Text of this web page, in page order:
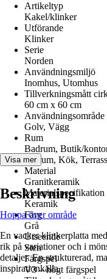
Artikeltyp
Kakel/klinker
Utförande
Klinker
Serie
Norden
Användningsmiljö
Inomhus, Utomhus
Tillverkningsmått
60 cm x 60 cm
Användningsområde
Golv, Vägg
Rum
Badrum, Butik/
badrum, Kök,
Material
Granitkeramik
Materialspecifikation
Keramik
Färg
Grå
Utseende
Sten
Färgspel
V3 – högt färgspel
Visa mer
Beskrivning
Hoppa över område
En vacker klinkerplatta
rik på variationer och i
detaljer. En strukturerad,
inspirationkälla.